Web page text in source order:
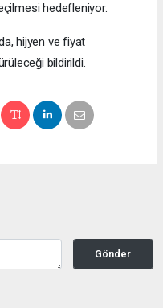
hedefleniyor.
hijyen ve fiyat
bildirildi.
Gönder